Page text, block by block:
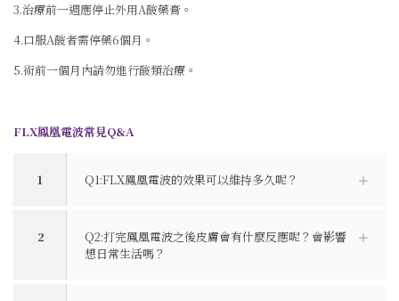
3.治療前一週應停止外用A酸藥膏。
4.口服A酸者需停藥6個月。
5.術前一個月內請勿進行酸類治療。
FLX鳳凰電波常見Q&A
1 Q1:FLX鳳凰電波的效果可以維持多久呢？
2
Q2:打完鳳凰電波之後皮膚會有什麼反應呢？會影響
想日常生活嗎？